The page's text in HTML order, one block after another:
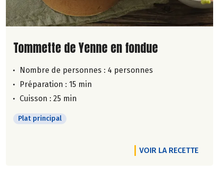
Lire la suite de la recette
Tommette de Yenne en fondue
Nombre de personnes : 4 personnes
Préparation : 15 min
Cuisson : 25 min
Plat principal
VOIR LA RECETTE